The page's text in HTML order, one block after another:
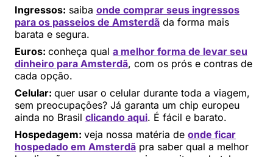
Ingressos: saiba onde comprar seus ingressos
para os passeios de Amsterdã da forma mais
barata e segura.
Euros: conheça qual a melhor forma de levar seu
dinheiro para Amsterdã, com os prós e contras de
cada opção.
Celular: quer usar o celular durante toda a viagem,
sem preocupações? Já garanta um chip europeu
ainda no Brasil clicando aqui. É fácil e barato.
Hospedagem: veja nossa matéria de onde ficar
hospedado em Amsterdã pra saber qual a melhor